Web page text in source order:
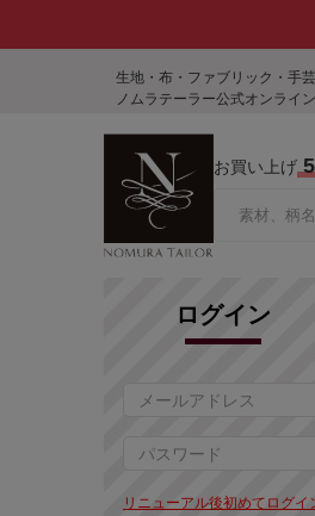
生地・布・ファブリック・手
ノムラテーラー公式オンライ
お買い上げ
ログイン
リニューアル後初めてログイ